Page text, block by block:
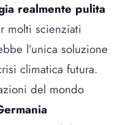
realmente pulita
molti scienziati
l’unica soluzione
climatica futura.
del mondo